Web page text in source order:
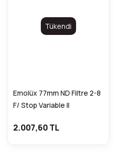
Tükendi
Emolüx 77mm ND Filtre 2-8
F/ Stop Variable II
2.007,60 TL